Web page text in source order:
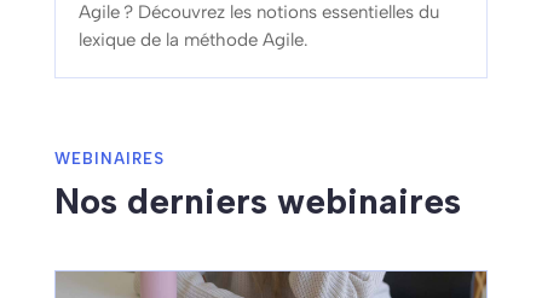
Agile ? Découvrez les notions essentielles du
lexique de la méthode Agile.
WEBINAIRES
Nos derniers webinaires